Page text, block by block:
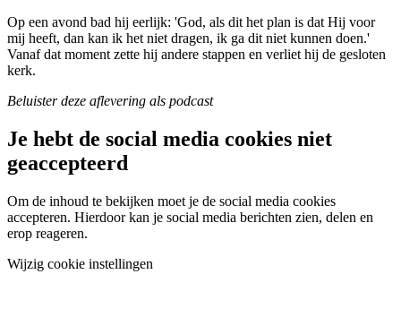
Op een avond bad hij eerlijk: 'God, als dit het plan is dat Hij voor
mij heeft, dan kan ik het niet dragen, ik ga dit niet kunnen doen.'
Vanaf dat moment zette hij andere stappen en verliet hij de gesloten
kerk.
Beluister deze aflevering als podcast
Je hebt de social media cookies niet
geaccepteerd
Om de inhoud te bekijken moet je de social media cookies
accepteren. Hierdoor kan je social media berichten zien, delen en
erop reageren.
Wijzig cookie instellingen